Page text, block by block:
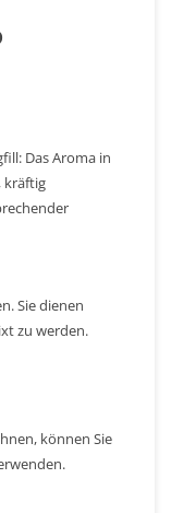
Das Aroma in
kräftig
Sie dienen
zu werden.
können Sie